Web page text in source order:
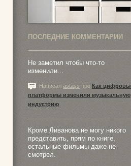
ПОСЛЕДНИЕ КОММЕНТАРИИ
Не заметил чтобы что-то
изменили...
Написал astass про Как
платформы изменили музыкальную
индустрию
Кроме Ливанова не могу никого
представить, прям по книге,
остальные фильмы даже не
смотрел.